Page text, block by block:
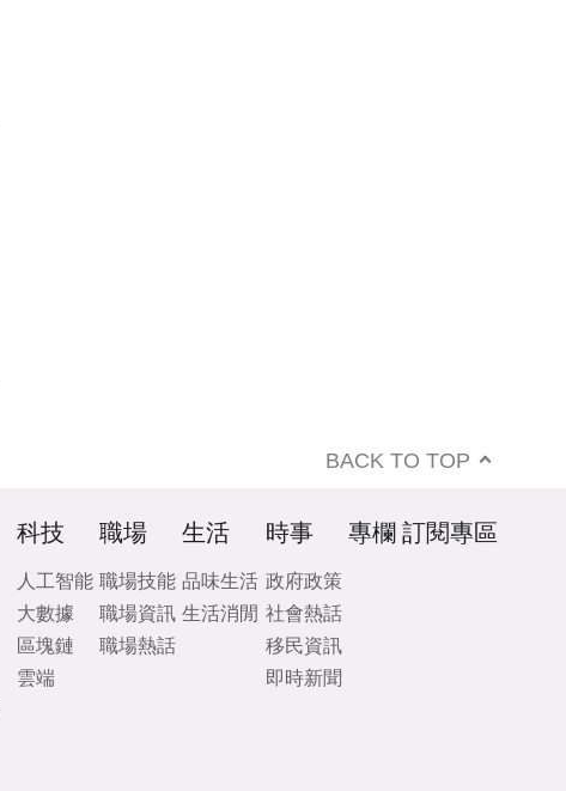
BACK TO TOP
科技
人工智能
大數據
區塊鏈
雲端
職場
職場技能
職場資訊
職場熱話
生活
品味生活
生活消閒
時事
政府政策
社會熱話
移民資訊
即時新聞
專欄 訂閱專區